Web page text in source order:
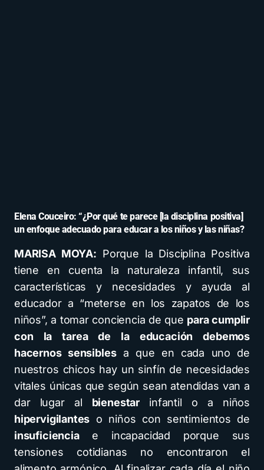
Elena Couceiro: “¿Por qué te parece [la disciplina positiva]
un enfoque adecuado para educar a los niños y las niñas?
MARISA MOYA: Porque la Disciplina Positiva
tiene en cuenta la naturaleza infantil, sus
características y necesidades y ayuda al
educador a “meterse en los zapatos de los
niños”, a tomar conciencia de que para cumplir
con la tarea de la educación debemos
hacernos sensiblesa que en cada uno de
nuestros chicos hay un sinfín de necesidades
vitales únicas que según sean atendidas van a
dar lugar al bienestar infantil o a niños
hipervigilantes o niños con sentimientos de
insuficienciae incapacidad porque sus
tensiones cotidianas no encontraron el